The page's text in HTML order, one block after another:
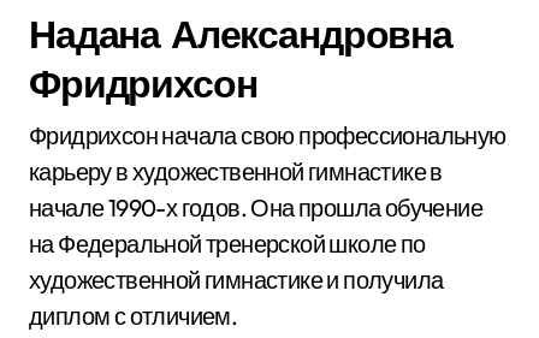
Надана Александровна
Фридрихсон
Фридрихсон начала свою профессиональную
карьеру в художественной гимнастике в
начале 1990-х годов. Она прошла обучение
на Федеральной тренерской школе по
художественной гимнастике и получила
диплом с отличием.